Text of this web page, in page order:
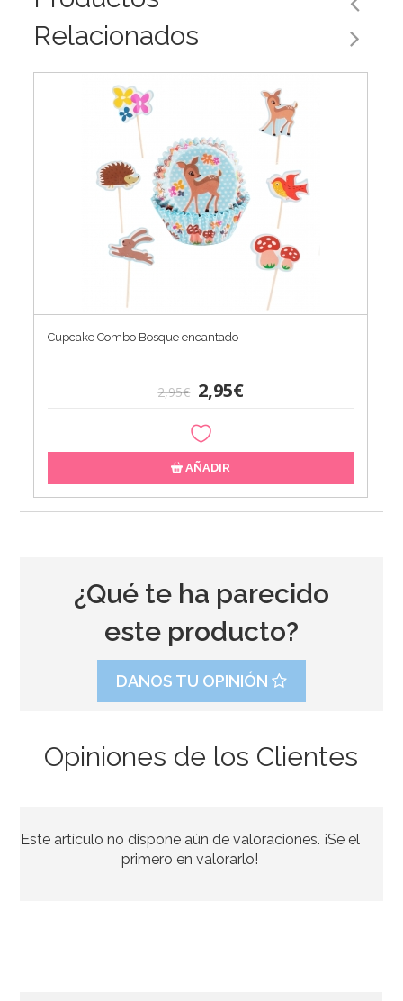
Relacionados
Cupcake Combo Bosque encantado
2,95€ 2,95€
AÑADIR
2,60€ 2,60€
¿Qué te ha parecido
este producto?
DANOS TU OPINIÓN
Opiniones de los Clientes
Este artículo no dispone aún de valoraciones. ¡Se el
primero en valorarlo!